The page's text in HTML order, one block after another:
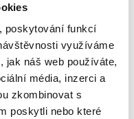
poskytování funkcí
využíváme
jak náš web používáte,
média, inzerci a
zkombinovat s
poskytli nebo které